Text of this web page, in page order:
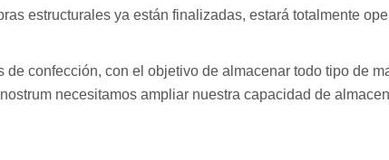
estructurales ya están finalizadas, estará totalmente
confección, con el objetivo de almacenar todo tipo de
necesitamos ampliar nuestra capacidad de